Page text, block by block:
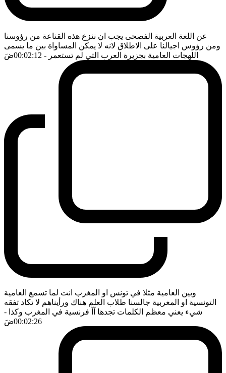
عن اللغة العربية الفصحى يجب ان ننزع هذه القناعة من رؤوسنا
ومن رؤوس اجيالنا على الاطلاق لانه لا يمكن المساواة بين ما يسمى
اللهجات العامية بجزيرة العرب التي لم تستعمر - 00:02:12 ضَ
وبين العامية مثلا في تونس او المغرب انت لما تسمع العامية
التونسية او المغربية جالسنا طلاب العلم هناك ورأيناهم لا تكاد تفقه
شيء يعني معظم الكلمات تجدها آآ فرنسية في المغرب وكذا -
00:02:26ضَ